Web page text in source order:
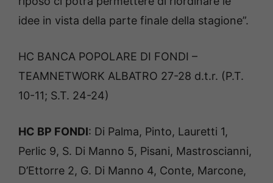
idee in vista della parte finale della stagione”.
HC BANCA POPOLARE DI FONDI –
TEAMNETWORK ALBATRO 27-28 d.t.r. (P.T.
10-11; S.T. 24-24)
HC BP FONDI: Di Palma, Pinto, Lauretti 1,
Perlic 9, S. Di Manno 5, Pisani, Mastroscianni,
D’Ettorre 2, G. Di Manno 4, Conte, Marcone,